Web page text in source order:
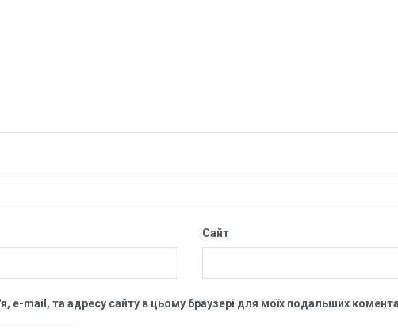
Сайт
e-mail, та адресу сайту в цьому браузері для моїх подальших